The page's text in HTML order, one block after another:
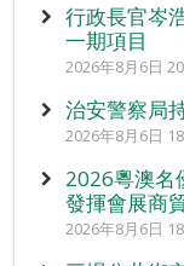
行政長官岑
一期項目
2026年8月6日
治安警察局
2026年8月6日
2026粵澳名
發揮會展商
2026年8月6日